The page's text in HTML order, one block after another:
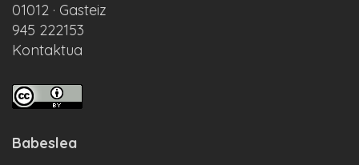
01012 · Gasteiz
945 222153
Kontaktua
Babeslea